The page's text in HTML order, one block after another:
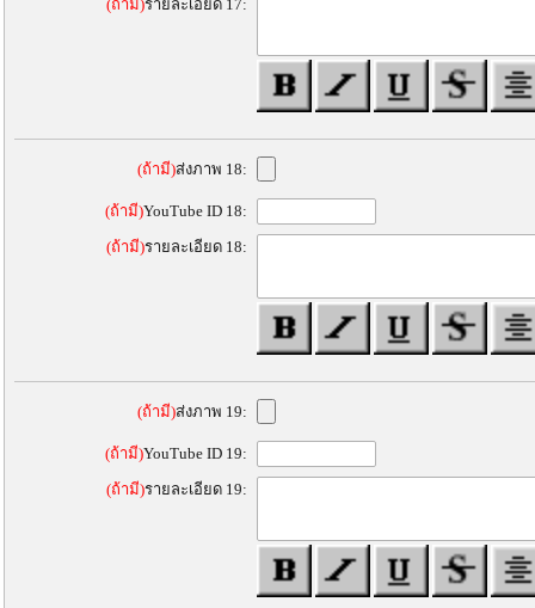
(ถ้ามี)รายละเอียด 17:
(ถ้ามี)ส่งภาพ 18:
(ถ้ามี)YouTube ID 18:
(ถ้ามี)รายละเอียด 18:
(ถ้ามี)ส่งภาพ 19:
(ถ้ามี)YouTube ID 19:
(ถ้ามี)รายละเอียด 19: